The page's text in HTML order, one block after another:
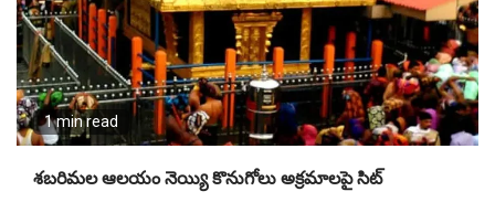
1 min read
శబరిమల ఆలయం నెయ్యి కొనుగోలు అక్రమాలపై సిట్